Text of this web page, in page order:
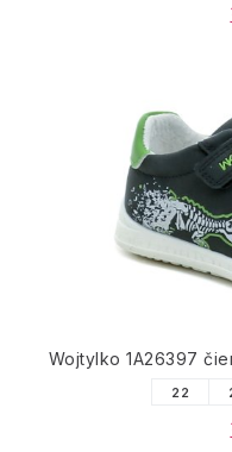
Wojtylko 1A26397
22